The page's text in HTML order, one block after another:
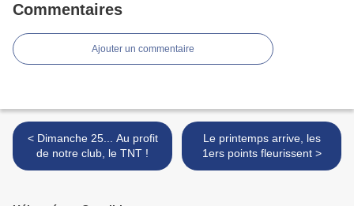
Commentaires
Ajouter un commentaire
< Dimanche 25... Au profit
de notre club, le TNT !
Le printemps arrive, les
1ers points fleurissent >